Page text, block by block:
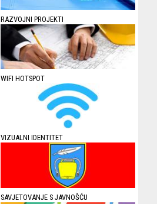
RAZVOJNI PROJEKTI
WIFI HOTSPOT
VIZUALNI IDENTITET
SAVJETOVANJE S JAVNOŠĆU